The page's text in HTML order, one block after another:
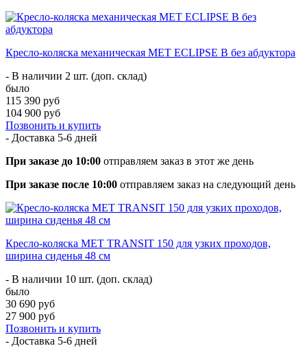
Кресло-коляска механическая MET ECLIPSE B без абдуктора
- В наличии 2 шт. (доп. склад)
было
115 390 руб
104 900 руб
Позвонить и купить
- Доставка 5-6 дней
При заказе до 10:00 отправляем заказ в этот же день
При заказе после 10:00 отправляем заказ на следующий день
Кресло-коляска МЕТ TRANSIT 150 для узких проходов,
ширина сиденья 48 см
- В наличии 10 шт. (доп. склад)
было
30 690 руб
27 900 руб
Позвонить и купить
- Доставка 5-6 дней